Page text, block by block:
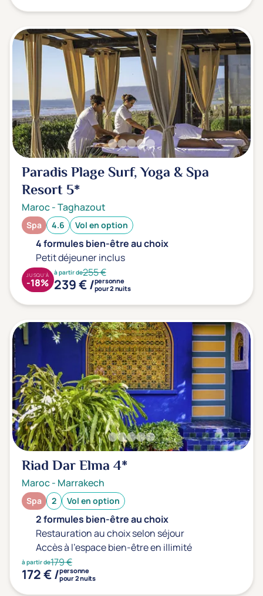
Paradis Plage Surf, Yoga & Spa
Resort5*
Maroc-Taghazout
Spa 4.6 Vol en option
4 formules bien-être au choix
Petit déjeuner inclus
à partir de255 €
239 € /personne
pour 2 nuits
JUSQU'À
-18%
Riad Dar Elma4*
Maroc- Marrakech
Spa 2 Vol en option
2 formules bien-être au choix
Restauration au choix selon séjour
Accès à l'espace bien-être en illimité
à partir de179 €
172 € /personne
pour 2 nuits